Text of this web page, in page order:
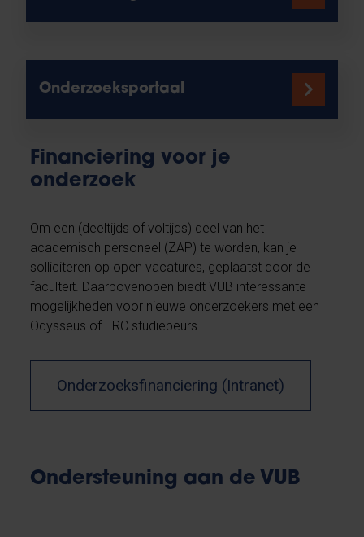
Onderzoeksportaal
Financiering voor je
onderzoek
Om een (deeltijds of voltijds) deel van het
academisch personeel (ZAP) te worden, kan je
solliciteren op open vacatures, geplaatst door de
faculteit. Daarbovenopen biedt VUB interessante
mogelijkheden voor nieuwe onderzoekers met een
Odysseus of ERC studiebeurs.
Onderzoeksfinanciering (Intranet)
Ondersteuning aan de VUB